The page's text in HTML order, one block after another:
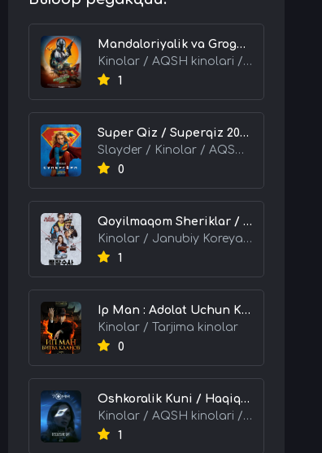
Mandaloriyalik va Grogu 2026 HD Uzbek tilida Tarjima kino skachat tas-ix
Kinolar / AQSH kinolari / Tarjima kinolar
1
Super Qiz / Superqiz 2026 HD Uzbek tilida Tarjima kino skachat tas-ix
Slayder / Kinolar / AQSH kinolari / Tarjima kinolar
0
Qoyilmaqom Sheriklar / Ideal Hamkorlar / Eng Kuchli Duet 2026 HD Uzbek tilida Tarjima kino skachat tas-ix
Kinolar / Janubiy Koreya kinolari / Tarjima kinolar
1
Ip Man : Adolat Uchun Kurash / Ip Man: Klanlar Jangi / Buyuk Ustoz Ip Man 2 2026 HD Uzbek tilida Tarjima kino skachat tas-ix
Kinolar / Tarjima kinolar
0
Oshkoralik Kuni / Haqiqat Oshkor Bo'lgan Kun / Sirlar Ochiladigan Kun 2026 HD Uzbek tilida Tarjima kino skachat tas-ix
Kinolar / AQSH kinolari / Tarjima kinolar
1